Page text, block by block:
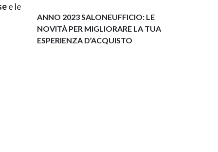
e le
ANNO 2023 SALONEUFFICIO: LE
NOVITÀ PER MIGLIORARE LA TUA
ESPERIENZA D’ACQUISTO